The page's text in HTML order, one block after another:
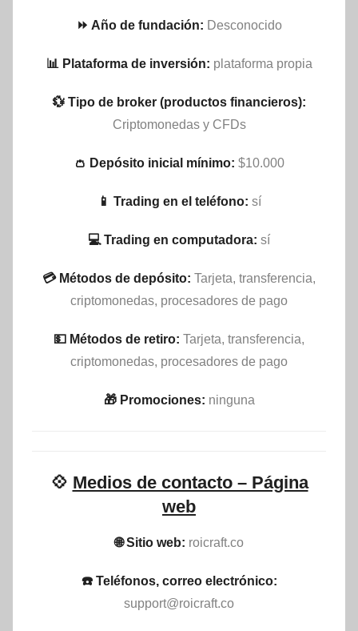
⏩ Año de fundación: Desconocido
📊 Plataforma de inversión: plataforma propia
💱 Tipo de broker (productos financieros):
Criptomonedas y CFDs
👛 Depósito inicial mínimo: $10.000
📱 Trading en el teléfono: sí
💻 Trading en computadora: sí
💳 Métodos de depósito: Tarjeta, transferencia,
criptomonedas, procesadores de pago
💵​ Métodos de retiro: Tarjeta, transferencia,
criptomonedas, procesadores de pago
🎁 Promociones: ninguna
💠 Medios de contacto – Página
web
🌐 Sitio web: roicraft.co
☎️ Teléfonos, correo electrónico:
support@roicraft.co